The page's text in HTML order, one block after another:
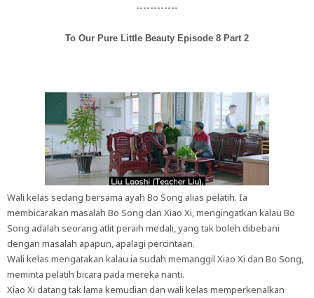
------------
To Our Pure Little Beauty Episode 8 Part 2
Wali kelas sedang bersama ayah Bo Song alias pelatih. Ia
membicarakan masalah Bo Song dan Xiao Xi, mengingatkan kalau Bo
Song adalah seorang atlit peraih medali, yang tak boleh dibebani
dengan masalah apapun, apalagi percintaan.
Wali kelas mengatakan kalau ia sudah memanggil Xiao Xi dan Bo Song,
meminta pelatih bicara pada mereka nanti.
Xiao Xi datang tak lama kemudian dan wali kelas memperkenalkan